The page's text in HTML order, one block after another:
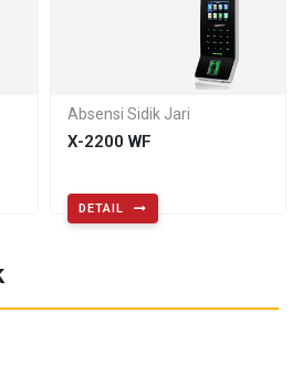
Absensi Sidik Jari
X-2200 WF
DETAIL